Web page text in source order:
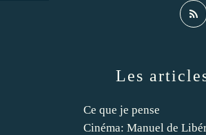
Les
Ce que je pense
Cinéma: Manuel de